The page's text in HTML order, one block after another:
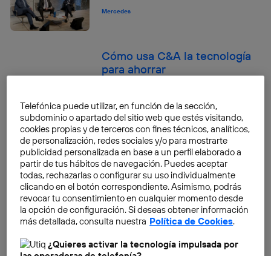
Mercedes
Cómo usa C&A la tecnología
para ahorrar
Del BYOD al BYOT: un
fenómeno en alza
Mercedes
Las Tendencias TIC para este
otoño
Mercedes
Inventarse un trabajo a
Telefónica puede utilizar, en función de la sección,
subdominio o apartado del sitio web que estés visitando,
cookies propias y de terceros con fines técnicos, analíticos,
de personalización, redes sociales y/o para mostrarte
publicidad personalizada en base a un perfil elaborado a
partir de tus hábitos de navegación. Puedes aceptar
todas, rechazarlas o configurar su uso individualmente
clicando en el botón correspondiente. Asimismo, podrás
revocar tu consentimiento en cualquier momento desde
la opción de configuración. Si deseas obtener información
más detallada, consulta nuestra Política de Cookies.
¿Quieres activar la tecnología impulsada por